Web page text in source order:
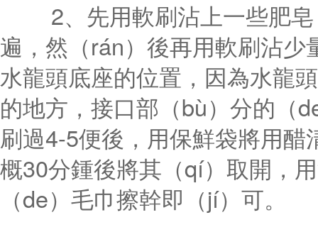
2、先用軟刷沾上一些肥皂
遍，然（rán）後再用軟刷沾
水龍頭底座的位置，因為水龍
的地方，接口部（bù）分的（
刷過4-5便後，用保鮮袋將用
概30分鍾後將其（qí）取開，
（de）毛巾擦幹即（jí）可。